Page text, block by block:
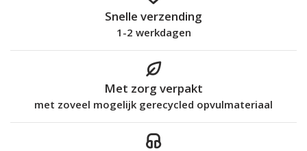
Snelle verzending
1-2 werkdagen
Met zorg verpakt
met zoveel mogelijk gerecycled opvulmateriaal